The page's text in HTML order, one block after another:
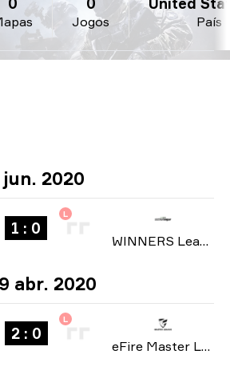
Jogos País
2020
1 : 0
L
WINNERS League: North America Invite Division season 4 2020
abr. 2020
2 : 0
L
eFire Master League: North America season 2 2020